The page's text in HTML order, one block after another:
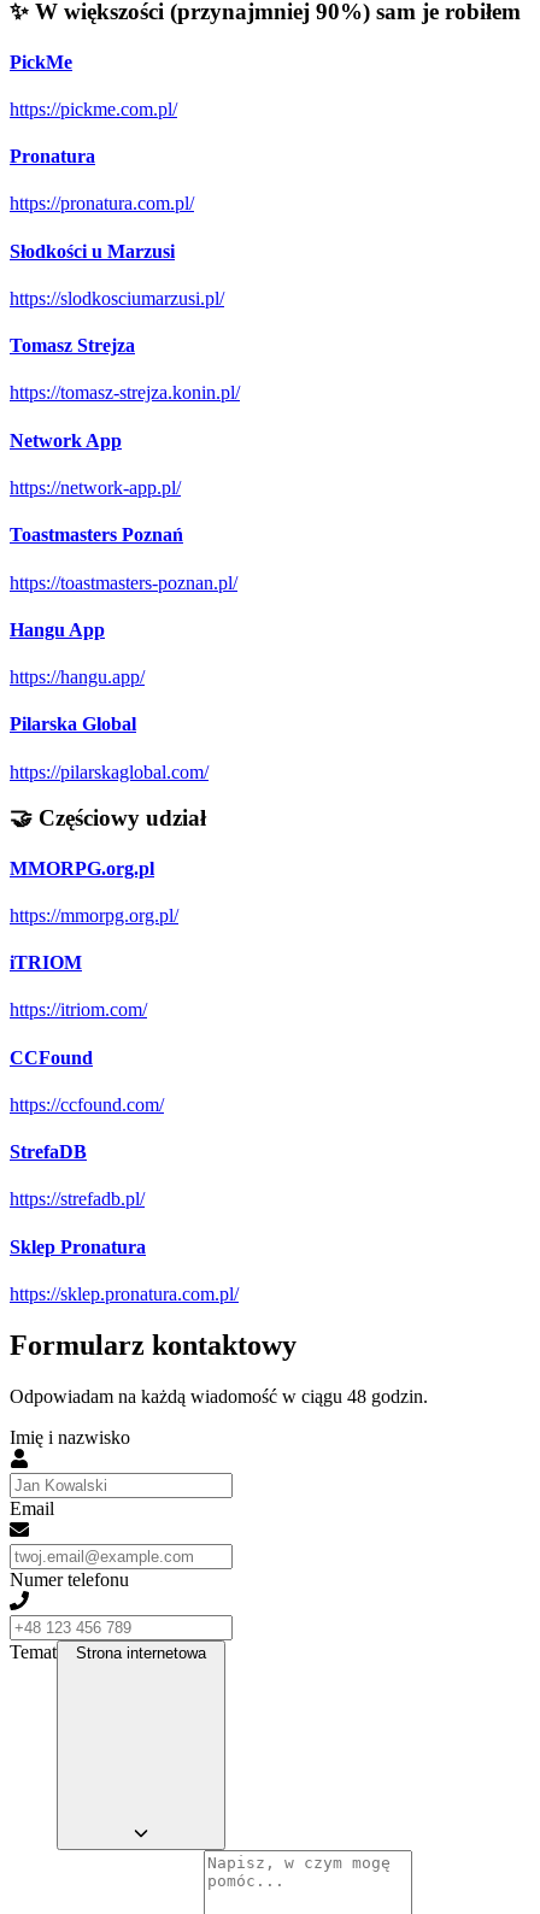
✨ W większości (przynajmniej 90%) sam je robiłem
PickMe
https://pickme.com.pl/
Pronatura
https://pronatura.com.pl/
Słodkości u Marzusi
https://slodkosciumarzusi.pl/
Tomasz Strejza
https://tomasz-strejza.konin.pl/
Network App
https://network-app.pl/
Toastmasters Poznań
https://toastmasters-poznan.pl/
Hangu App
https://hangu.app/
Pilarska Global
https://pilarskaglobal.com/
🤝 Częściowy udział
MMORPG.org.pl
https://mmorpg.org.pl/
iTRIOM
https://itriom.com/
CCFound
https://ccfound.com/
StrefaDB
https://strefadb.pl/
Sklep Pronatura
https://sklep.pronatura.com.pl/
Formularz kontaktowy
Odpowiadam na każdą wiadomość w ciągu 48 godzin.
Imię i nazwisko
Email
Numer telefonu
Temat Strona internetowa